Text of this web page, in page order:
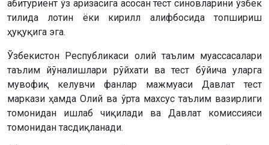
абитуриент ўз аризасига асосан тест синовларини ўзбек
тилида лотин ёки кирилл алифбосида топшириш
ҳуқуқига эга.
Ўзбекистон Республикаси олий таълим муассасалари
таълим йўналишлари рўйхати ва тест бўйича уларга
мувофиқ келувчи фанлар мажмуаси Давлат тест
маркази ҳамда Олий ва ўрта махсус таълим вазирлиги
томонидан ишлаб чиқилади ва Давлат комиссияси
томонидан тасдиқланади.